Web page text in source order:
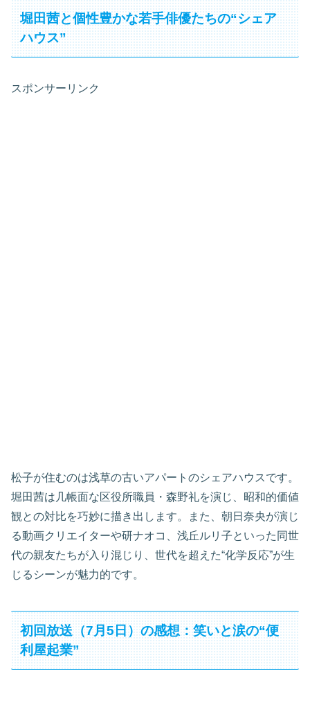
堀田茜と個性豊かな若手俳優たちの“シェア
ハウス”
スポンサーリンク
松子が住むのは浅草の古いアパートのシェアハウスです。
堀田茜は几帳面な区役所職員・森野礼を演じ、昭和的価値
観との対比を巧妙に描き出します。また、朝日奈央が演じ
る動画クリエイターや研ナオコ、浅丘ルリ子といった同世
代の親友たちが入り混じり、世代を超えた“化学反応”が生
じるシーンが魅力的です。
初回放送（7月5日）の感想：笑いと涙の“便
利屋起業”